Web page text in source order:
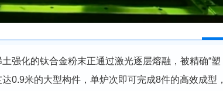
强化的钛合金粉末正通过激光逐层熔融，被精确“塑
0.9米的大型构件，单炉次即可完成8件的高效成型，